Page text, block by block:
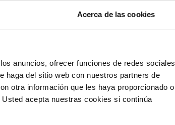
Acerca de las cookies
anuncios, ofrecer funciones de redes sociales
haga del sitio web con nuestros partners de
otra información que les haya proporcionado o
acepta nuestras cookies si continúa